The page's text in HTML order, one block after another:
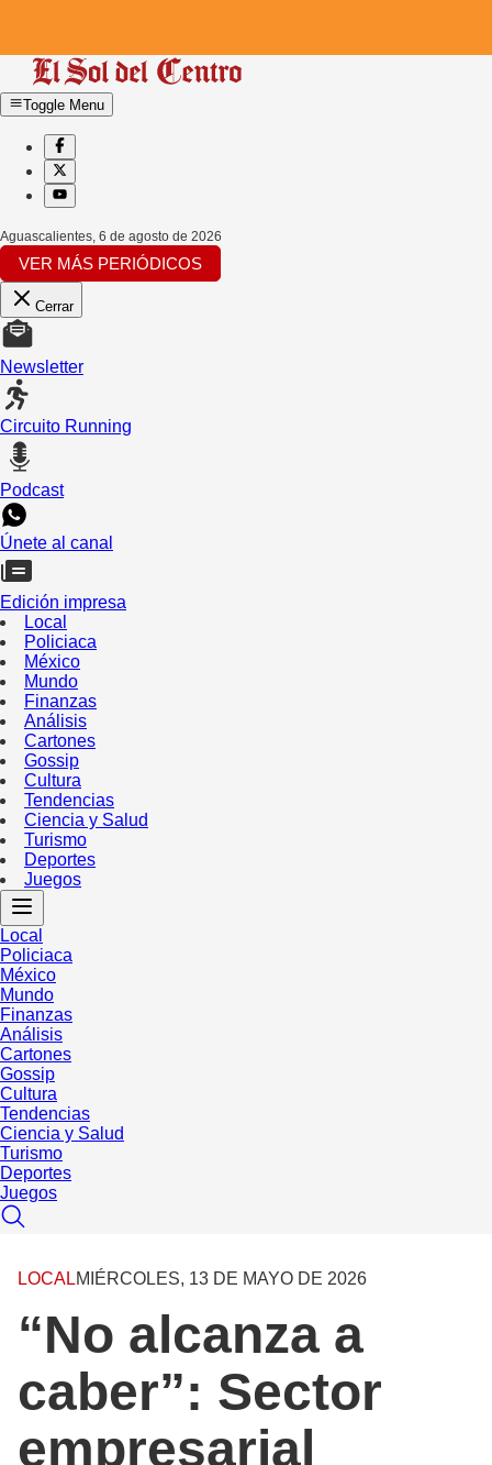
Toggle Menu
Aguascalientes, 6 de agosto de 2026
VER MÁS PERIÓDICOS
Cerrar
Newsletter
Circuito Running
Podcast
Únete al canal
Edición impresa
Local
Policiaca
México
Mundo
Finanzas
Análisis
Cartones
Gossip
Cultura
Tendencias
Ciencia y Salud
Turismo
Deportes
Juegos
Local
Policiaca
México
Mundo
Finanzas
Análisis
Cartones
Gossip
Cultura
Tendencias
Ciencia y Salud
Turismo
Deportes
Juegos
LOCALMIÉRCOLES, 13 DE MAYO DE 2026
“No alcanza a
caber”: Sector
empresarial